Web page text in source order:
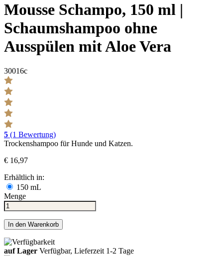
Mousse Schampo, 150 ml |
Schaumshampoo ohne
Ausspülen mit Aloe Vera
30016c
5 (1 Bewertung)
Trockenshampoo für Hunde und Katzen.
€ 16,97
Erhältlich in:
150 mL
Menge
In den Warenkorb
auf Lager Verfügbar, Lieferzeit 1-2 Tage